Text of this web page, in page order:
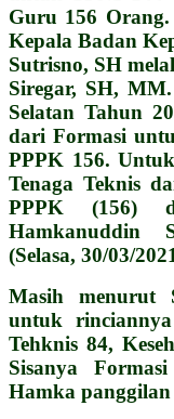
Guru 156
Kepala Badan
Sutrisno, SH
Siregar, SH,
Selatan Tahun
dari Formasi
PPPK 156.
Tenaga Teknis
PPPK (156)
Hamkanuddin
(Selasa, 30/03/
Masih menurut
untuk
Tehknis 84,
Sisanya
Hamka